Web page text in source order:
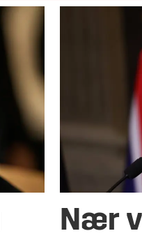
Nær